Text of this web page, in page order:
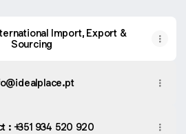
Import, Export &
Sourcing
: +351 934 520 920